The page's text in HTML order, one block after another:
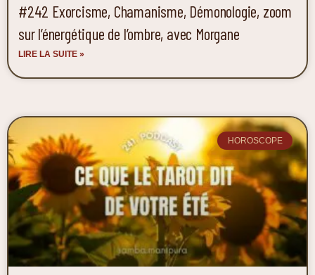
#242 Exorcisme, Chamanisme, Démonologie, zoom
sur l’énergétique de l’ombre, avec Morgane
LIRE LA SUITE »
HOROSCOPE